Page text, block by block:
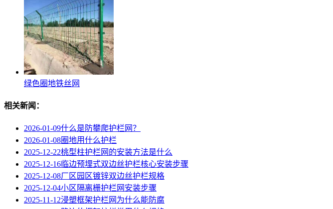
绿色圈地铁丝网
相关新闻：
2026-01-09什么是防攀爬护栏网？
2026-01-08圈地用什么护栏
2025-12-22桃型柱护栏网的安装方法是什么
2025-12-16临边预埋式双边丝护栏核心安装步骤
2025-12-08厂区园区镀锌双边丝护栏规格
2025-12-04小区隔离栅护栏网安装步骤
2025-11-12浸塑框架护栏网为什么能防腐